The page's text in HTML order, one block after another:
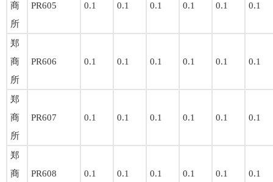
商
所
PR605 0.1 0.1 0.1 0.1 0.1 0.1
郑
商
所
PR606 0.1 0.1 0.1 0.1 0.1 0.1
郑
商
所
PR607 0.1 0.1 0.1 0.1 0.1 0.1
郑
商
PR608 0.1 0.1 0.1 0.1 0.1 0.1